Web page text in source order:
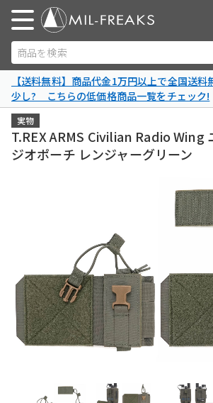
商品を検索
【送料無料】商品代金1万円以上で全国送料
少し? こちらの低価格商品一覧をチェック!
実物
T.REX ARMS Civilian Radio Wing
ジオポーチ レンジャーグリーン